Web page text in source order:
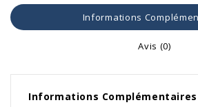
Informations
Avis (0)
Informations Complémentaires